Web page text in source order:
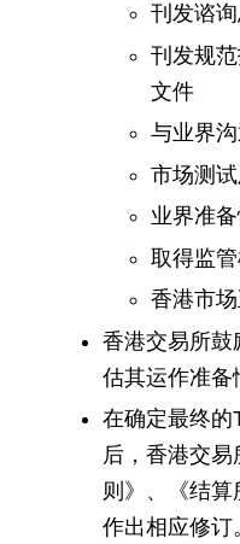
刊发谘
刊发规
文件
与业界
市场测
业界准
取得监
香港市
香港交易所鼓
估其运作准备
在确定最终的
后，香港交
则》、《结算
作出相应修订